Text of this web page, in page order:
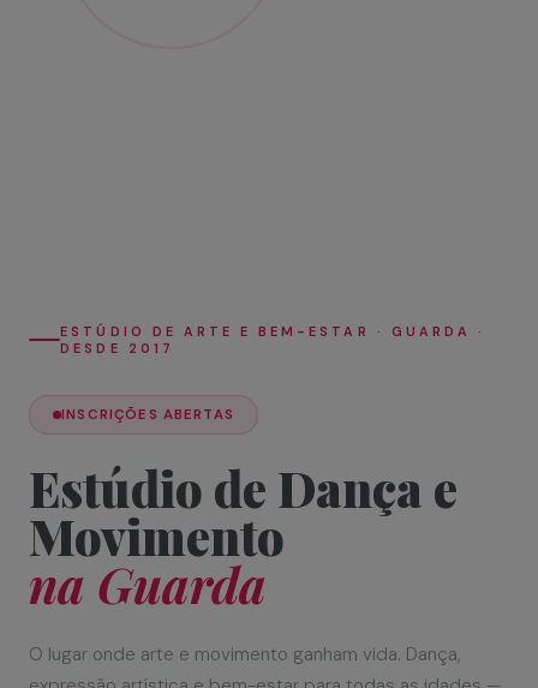
ESTÚDIO DE ARTE E BEM-ESTAR · GUARDA ·
DESDE 2017
INSCRIÇÕES ABERTAS
Estúdio de Dança e
Movimento
na Guarda
O lugar onde arte e movimento ganham vida. Dança,